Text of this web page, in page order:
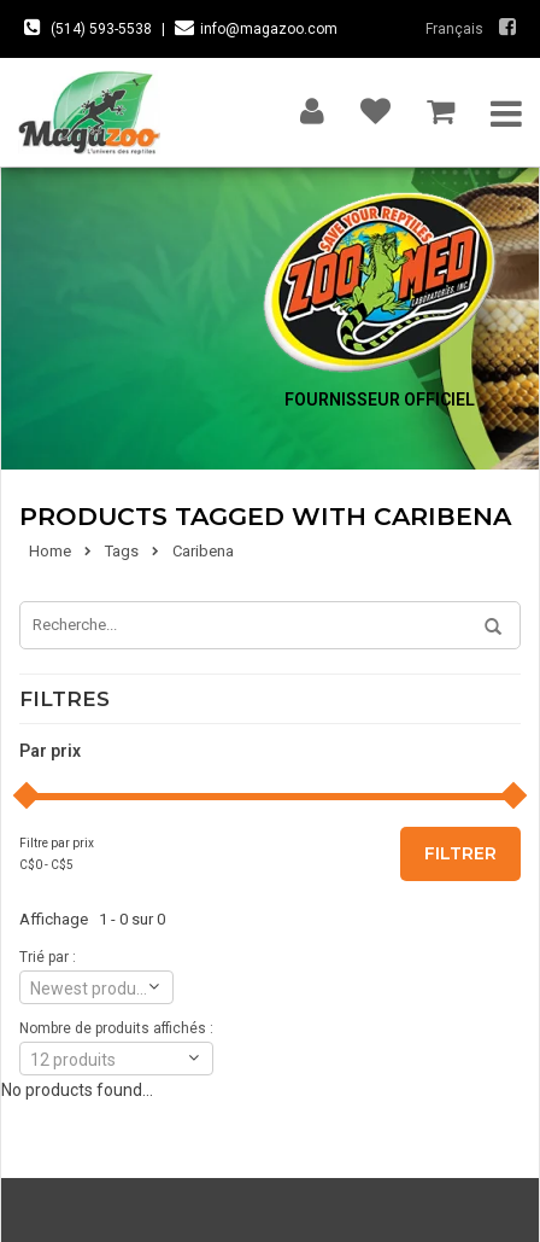
(514) 593-5538 info@magazoo.com Français
FOURNISSEUR OFFICIEL
PRODUCTS TAGGED WITH CARIBENA
Home Tags Caribena
FILTRES
Par prix
Filtre par prix
C$0- C$5
FILTRER
Affichage 1 - 0 sur 0
Trié par :
Nombre de produits affichés :
12 produits
No products found...